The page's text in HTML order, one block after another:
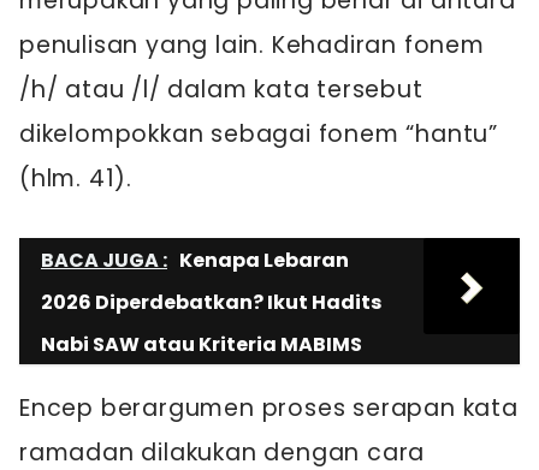
penulisan yang lain. Kehadiran fonem
/h/ atau /l/ dalam kata tersebut
dikelompokkan sebagai fonem “hantu”
(hlm. 41).
BACA JUGA : Kenapa Lebaran
2026 Diperdebatkan? Ikut Hadits
Nabi SAW atau Kriteria MABIMS
Encep berargumen proses serapan kata
ramadan dilakukan dengan cara